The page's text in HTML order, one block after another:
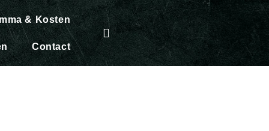
& Kosten
Contact